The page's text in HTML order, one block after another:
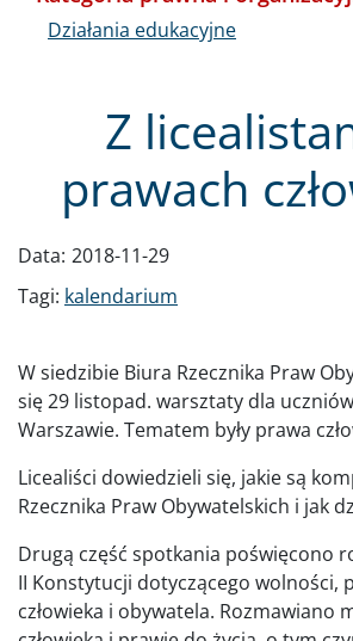
Z
prawach
Data: 2018-11-29
Tagi: kalendarium
W siedzibie Biura Rzecznika Praw
się 29 listopad. warsztaty dla
Warszawie. Tematem były prawa
Licealiści dowiedzieli się, jakie są
Rzecznika Praw Obywatelskich i jak
Drugą część spotkania poświęcono
II Konstytucji dotyczącego wolności,
człowieka i obywatela. Rozmawiano
Działania edukacyjne